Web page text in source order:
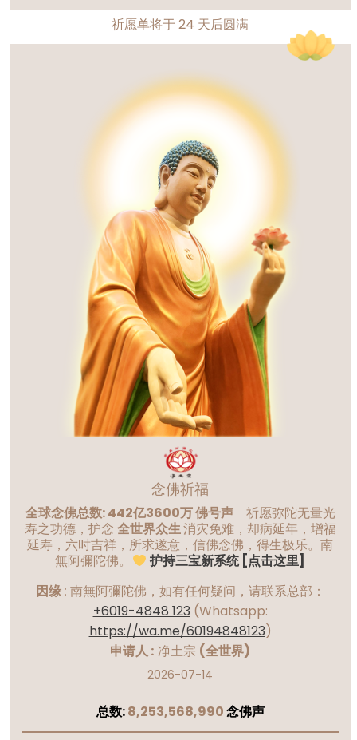
祈愿单将于24 天后圆满
念佛祈福
全球念佛总数: 442亿3600万 佛号声- 祈愿弥陀无量光
寿之功德，护念 全世界众生消灾免难，却病延年，增福
延寿，六时吉祥，所求遂意，信佛念佛，得生极乐。南
無阿彌陀佛。
护持三宝新系统 [点击这里]
因缘: 南無阿彌陀佛，如有任何疑问，请联系总部：
+6019-4848 123 (Whatsapp:
https://wa.me/60194848123)
申请人 : 净土宗 (全世界)
2026-07-14
总数:8,253,568,990念佛声